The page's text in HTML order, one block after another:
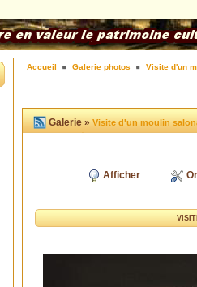
Accueil Galerie photos Visite d'un
Galerie »Visite d'un moulin
Afficher